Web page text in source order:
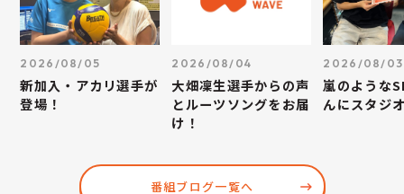
2026/08/05
新加入・アカリ選手が
登場！
2026/08/04
大畑凜生選手からの声
とルーツソングをお届
け！
2026/08/03
嵐のような
んにスタジ
番組ブログ一覧へ